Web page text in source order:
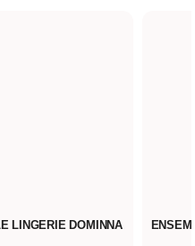
ENSEMBLE